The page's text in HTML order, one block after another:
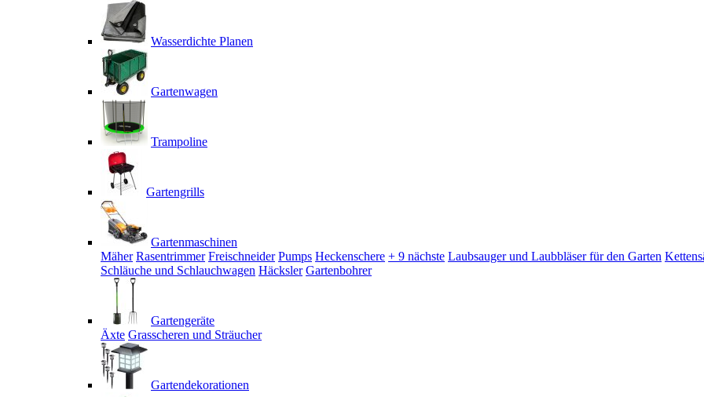
Wasserdichte Planen
Gartenwagen
Trampoline
Gartengrills
Gartenmaschinen
Mäher Rasentrimmer Freischneider Pumps Heckenschere + 9 nächste Laubsauger und Laubbläser für den Garten
Schläuche und Schlauchwagen Häcksler Gartenbohrer
Gartengeräte
Äxte Grasscheren und Sträucher
Gartendekorationen